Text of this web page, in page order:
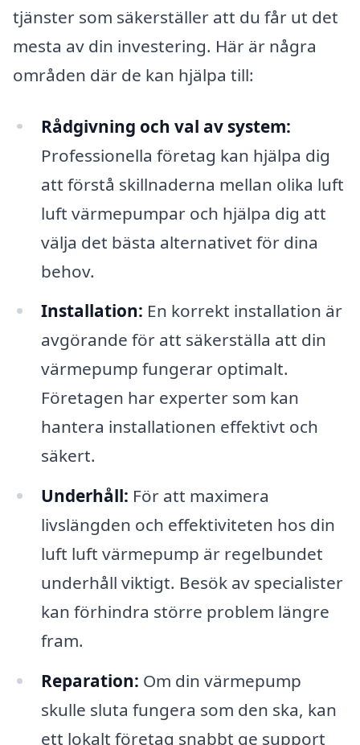
tjänster som säkerställer att du får ut det
mesta av din investering. Här är några
områden där de kan hjälpa till:
Rådgivning och val av system:
Professionella företag kan hjälpa dig
att förstå skillnaderna mellan olika luft
luft värmepumpar och hjälpa dig att
välja det bästa alternativet för dina
behov.
Installation: En korrekt installation är
avgörande för att säkerställa att din
värmepump fungerar optimalt.
Företagen har experter som kan
hantera installationen effektivt och
säkert.
Underhåll: För att maximera
livslängden och effektiviteten hos din
luft luft värmepump är regelbundet
underhåll viktigt. Besök av specialister
kan förhindra större problem längre
fram.
Reparation: Om din värmepump
skulle sluta fungera som den ska, kan
ett lokalt företag snabbt ge support